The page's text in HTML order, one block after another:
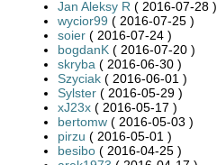
Jan Aleksy R ( 2016-07-28 )
wycior99 ( 2016-07-25 )
soier ( 2016-07-24 )
bogdanK ( 2016-07-20 )
skryba ( 2016-06-30 )
Szyciak ( 2016-06-01 )
Sylster ( 2016-05-29 )
xJ23x ( 2016-05-17 )
bertomw ( 2016-05-03 )
pirzu ( 2016-05-01 )
besibo ( 2016-04-25 )